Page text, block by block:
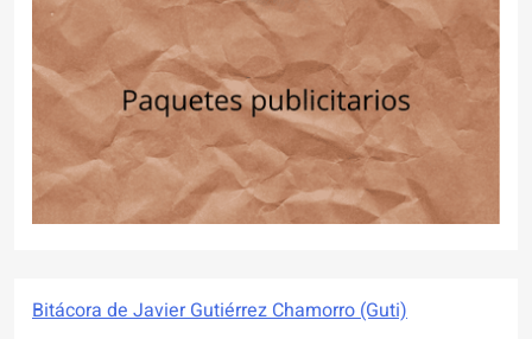
Bitácora de Javier Gutiérrez Chamorro (Guti)